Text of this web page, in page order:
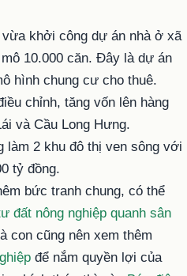
khởi công dự án nhà ở xã
10.000 căn. Đây là dự án
hình chung cư cho thuê.
chỉnh, tăng vốn lên hàng
và Cầu Long Hưng.
làm 2 khu đô thị ven sông với
tỷ đồng.
bức tranh chung, có thể
đất nông nghiệp quanh sân
con cũng nên xem thêm
để nắm quyền lợi của